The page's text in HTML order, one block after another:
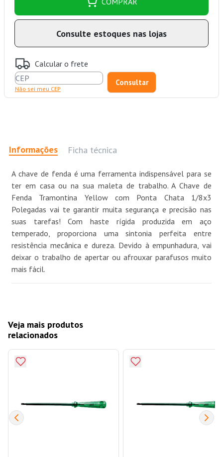
Consulte estoques nas lojas
Calcular o frete
Não sei meu CEP
Informações Ficha técnica
A chave de fenda é uma ferramenta indispensável para se
ter em casa ou na sua maleta de trabalho. A Chave de
Fenda Tramontina Yellow com Ponta Chata 1/8x3
Polegadas vai te garantir muita segurança e precisão nas
suas tarefas! Com haste rígida produzida em aço
temperado, proporciona uma sintonia perfeita entre
resistência mecânica e dureza. Devido à empunhadura, vai
deixar o trabalho de apertar ou afrouxar parafusos muito
mais fácil.
Veja mais produtos
relacionados